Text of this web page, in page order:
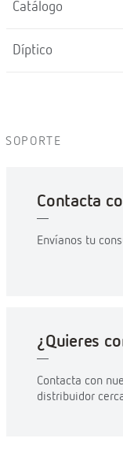
Catálogo
Díptico
SOPORTE
Contacta
Envíanos tu
¿Quieres
Contacta con
distribuidor